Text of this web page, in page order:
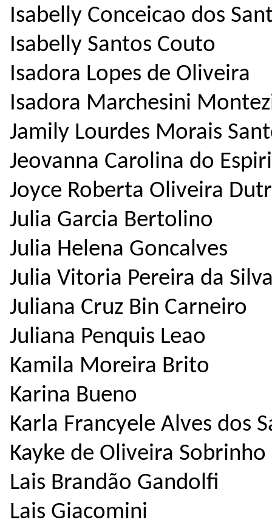
Isabelly Conceicao dos
Isabelly Santos Couto
Isadora Lopes de Oliveira
Isadora Marchesini
Jamily Lourdes Morais
Jeovanna Carolina do
Joyce Roberta Oliveira
Julia Garcia Bertolino
Julia Helena Goncalves
Julia Vitoria Pereira da
Juliana Cruz Bin Carneiro
Juliana Penquis Leao
Kamila Moreira Brito
Karina Bueno
Karla Francyele Alves dos
Kayke de Oliveira Sobrinho
Lais Brandão Gandolfi
Lais Giacomini